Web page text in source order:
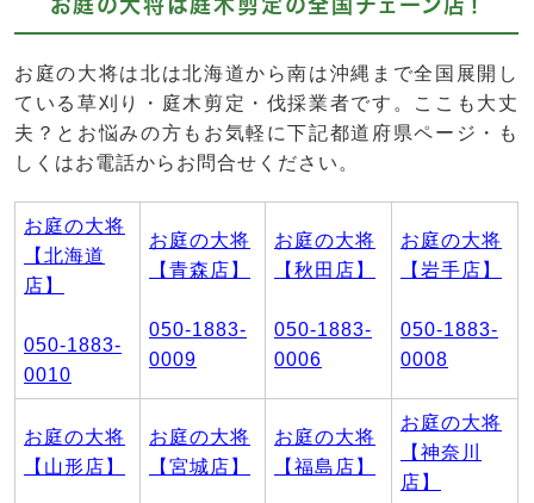
お庭の大将は庭木剪定の全国チェーン店！
お庭の大将は北は北海道から南は沖縄まで全国展開し
ている草刈り・庭木剪定・伐採業者です。ここも大丈
夫？とお悩みの方もお気軽に下記都道府県ページ・も
しくはお電話からお問合せください。
お庭の大将
【北海道
店】
050-1883-
0010
お庭の大将
【青森店】
050-1883-
0009
お庭の大将
【秋田店】
050-1883-
0006
お庭の大将
【岩手店】
050-1883-
0008
お庭の大将
【山形店】
お庭の大将
【宮城店】
お庭の大将
【福島店】
お庭の大将
【神奈川
店】